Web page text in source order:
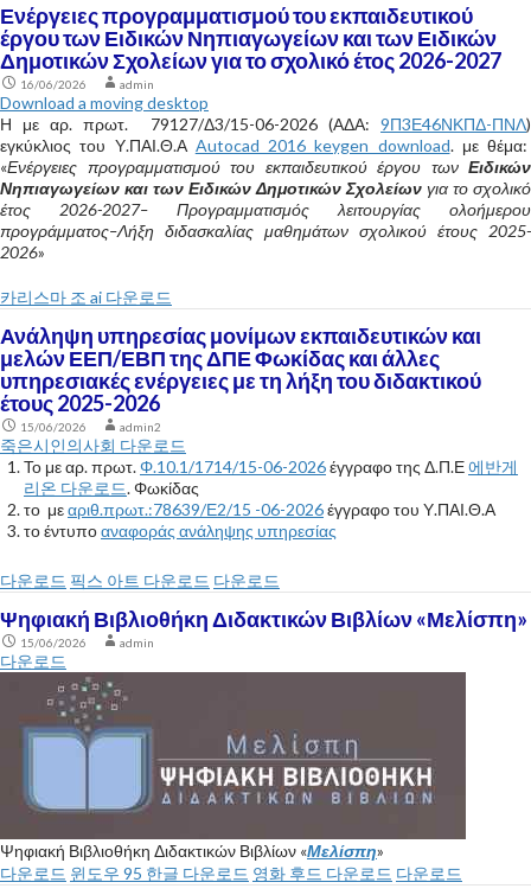
Ενέργειες προγραμματισμού του εκπαιδευτικού
έργου των Ειδικών Νηπιαγωγείων και των Ειδικών
Δημοτικών Σχολείων για το σχολικό έτος 2026-2027
16/06/2026 admin
Download a moving desktop
Η με αρ. πρωτ. 79127/Δ3/15-06-2026 (ΑΔΑ: 9Π3Ε46ΝΚΠΔ-ΠΝΛ)
εγκύκλιος του Υ.ΠΑΙ.Θ.Α Autocad 2016 keygen download. με θέμα:
«Ενέργειες προγραμματισμού του εκπαιδευτικού έργου των Ειδικών
Νηπιαγωγείων και των Ειδικών Δημοτικών Σχολείων για το σχολικό
έτος 2026-2027– Προγραμματισμός λειτουργίας ολοήμερου
προγράμματος–Λήξη διδασκαλίας μαθημάτων σχολικού έτους 2025-
2026»
카리스마 조 ai 다운로드
Ανάληψη υπηρεσίας μονίμων εκπαιδευτικών και
μελών ΕΕΠ/ΕΒΠ της ΔΠΕ Φωκίδας και άλλες
υπηρεσιακές ενέργειες με τη λήξη του διδακτικού
έτους 2025-2026
15/06/2026 admin2
죽은시인의사회 다운로드
Το με αρ. πρωτ.Φ.10.1/1714/15-06-2026έγγραφο της Δ.Π.Ε에반게
리온 다운로드. Φωκίδας
το μεαριθ.πρωτ.:78639/Ε2/15 -06-2026έγγραφο του Υ.ΠΑΙ.Θ.Α
το έντυποαναφοράς ανάληψης υπηρεσίας
다운로드 픽스 아트 다운로드 다운로드
Ψηφιακή Βιβλιοθήκη Διδακτικών Βιβλίων «Μελίσπη»
15/06/2026 admin
다운로드
Ψηφιακή Βιβλιοθήκη Διδακτικών Βιβλίων «Μελίσπη»
다운로드 윈도우 95 한글 다운로드 영화 후드 다운로드 다운로드